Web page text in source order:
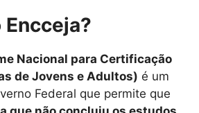
Encceja?
Nacional para Certificação
de Jovens e Adultos) é um
Federal que permite que